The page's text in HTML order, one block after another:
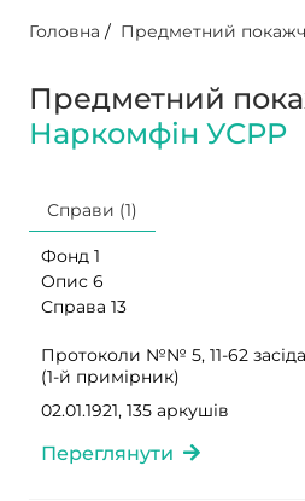
Головна / Предметний
Предметний
Наркомфін УСРР
Справи (1)
Фонд 1
Опис 6
Справа 13
Протоколи №№ 5, 11-62
(1-й примірник)
02.01.1921, 135 аркушів
Переглянути